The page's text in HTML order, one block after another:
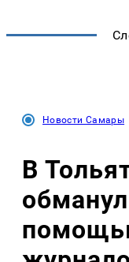
Новости Самары
В